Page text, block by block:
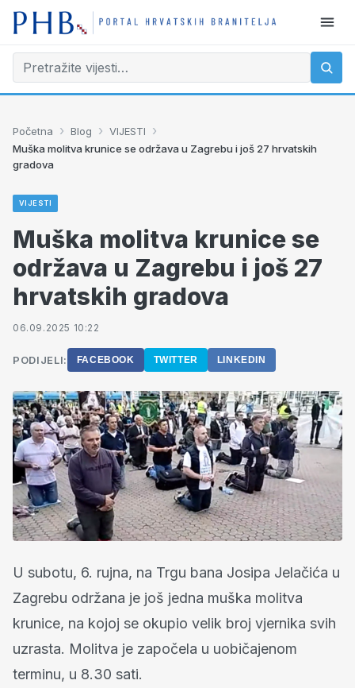
Početna › Blog › VIJESTI ›
Muška molitva krunice se održava u Zagrebu i još 27 hrvatskih
gradova
VIJESTI
Muška molitva krunice se
održava u Zagrebu i još 27
hrvatskih gradova
06.09.2025 10:22
PODIJELI: FACEBOOK TWITTER LINKEDIN
U subotu, 6. rujna, na Trgu bana Josipa Jelačića u
Zagrebu održana je još jedna muška molitva
krunice, na kojoj se okupio velik broj vjernika svih
uzrasta. Molitva je započela u uobičajenom
terminu, u 8.30 sati.